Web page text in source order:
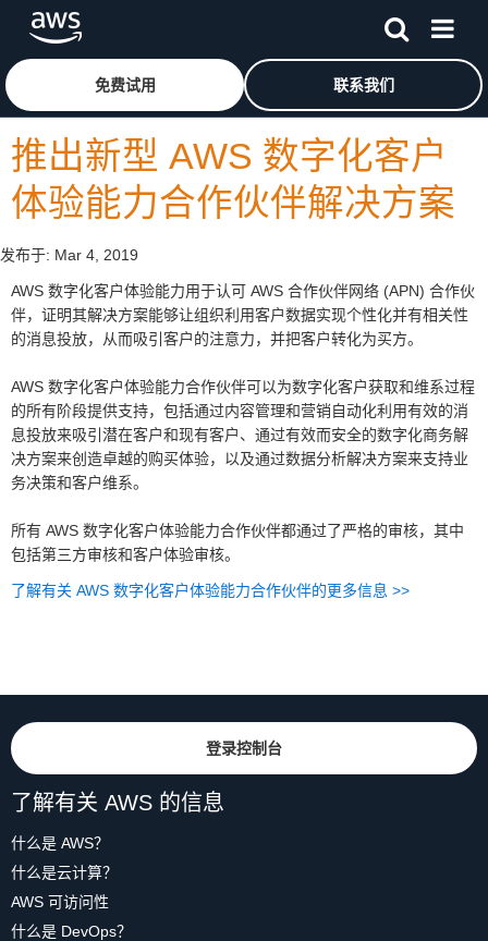
跳至主要内容
免费试用 联系我们
推出新型 AWS 数字化客户
体验能力合作伙伴解决方案
发布于: Mar 4, 2019
AWS 数字化客户体验能力用于认可 AWS 合作伙伴网络 (APN) 合作伙
伴，证明其解决方案能够让组织利用客户数据实现个性化并有相关性
的消息投放，从而吸引客户的注意力，并把客户转化为买方。
AWS 数字化客户体验能力合作伙伴可以为数字化客户获取和维系过程
的所有阶段提供支持，包括通过内容管理和营销自动化利用有效的消
息投放来吸引潜在客户和现有客户、通过有效而安全的数字化商务解
决方案来创造卓越的购买体验，以及通过数据分析解决方案来支持业
务决策和客户维系。
所有 AWS 数字化客户体验能力合作伙伴都通过了严格的审核，其中
包括第三方审核和客户体验审核。
了解有关 AWS 数字化客户体验能力合作伙伴的更多信息 >>
登录控制台
了解有关 AWS 的信息
什么是 AWS？
什么是云计算？
AWS 可访问性
什么是 DevOps？